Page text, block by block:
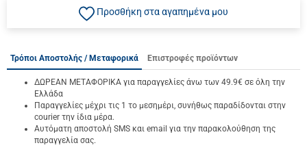
Προσθήκη στα αγαπημένα μου
Τρόποι Αποστολής / Μεταφορικά Επιστροφές προϊόντων
ΔΩΡΕΑΝ ΜΕΤΑΦΟΡΙΚΑ για παραγγελίες άνω των 49.9€ σε όλη την
Ελλάδα
Παραγγελίες μέχρι τις 1 το μεσημέρι, συνήθως παραδίδονται στην
courier την ίδια μέρα.
Αυτόματη αποστολή SMS και email για την παρακολούθηση της
παραγγελία σας.